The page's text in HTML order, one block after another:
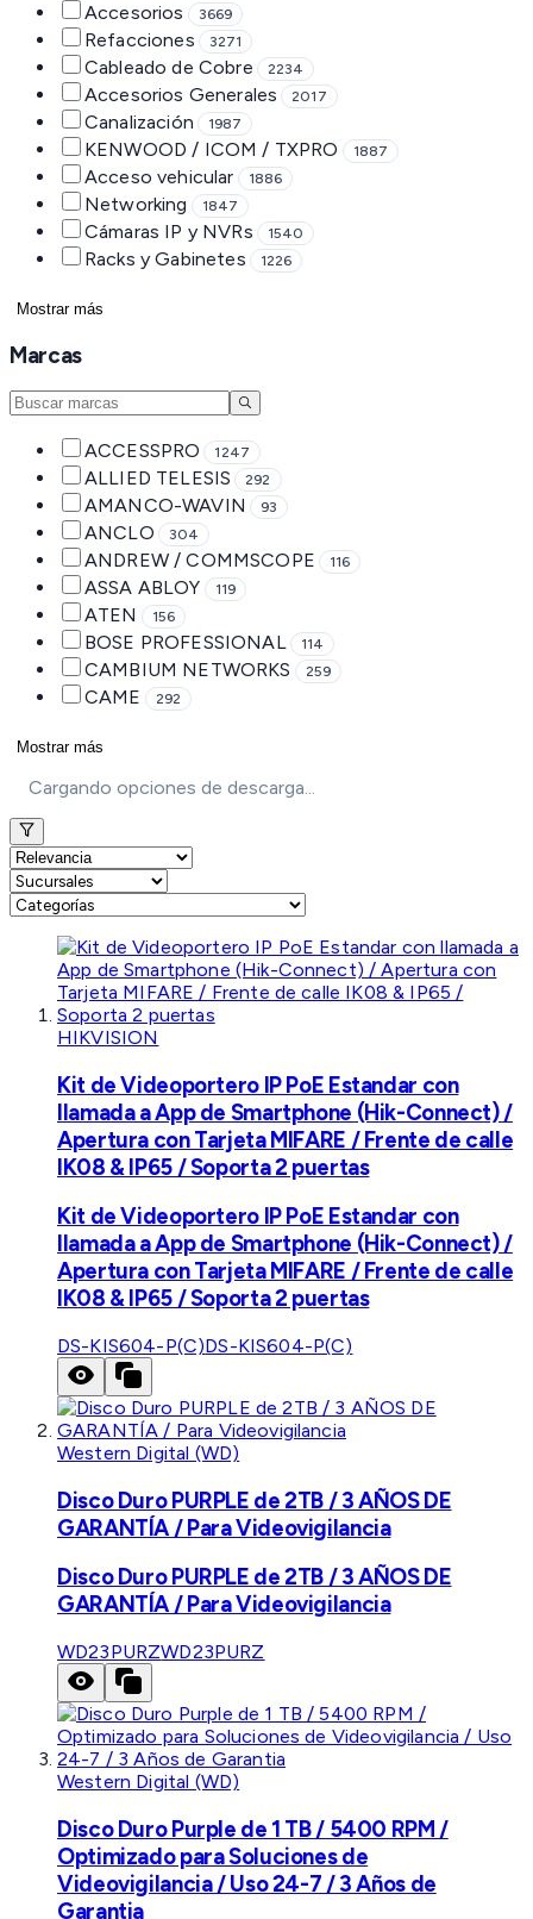
Accesorios 3669
Refacciones 3271
Cableado de Cobre 2234
Accesorios Generales 2017
Canalización 1987
KENWOOD / ICOM / TXPRO 1887
Acceso vehicular 1886
Networking 1847
Cámaras IP y NVRs 1540
Racks y Gabinetes 1226
Mostrar más
Marcas
ACCESSPRO 1247
ALLIED TELESIS 292
AMANCO-WAVIN 93
ANCLO 304
ANDREW / COMMSCOPE 116
ASSA ABLOY 119
ATEN 156
BOSE PROFESSIONAL 114
CAMBIUM NETWORKS 259
CAME 292
Mostrar más
Cargando opciones de descarga...
HIKVISION
Kit de Videoportero IP PoE Estandar con
llamada a App de Smartphone (Hik-Connect) /
Apertura con Tarjeta MIFARE / Frente de calle
IK08 & IP65 / Soporta 2 puertas
Kit de Videoportero IP PoE Estandar con
llamada a App de Smartphone (Hik-Connect) /
Apertura con Tarjeta MIFARE / Frente de calle
IK08 & IP65 / Soporta 2 puertas
DS-KIS604-P(C)DS-KIS604-P(C)
Western Digital (WD)
Disco Duro PURPLE de 2TB / 3 AÑOS DE
GARANTÍA / Para Videovigilancia
Disco Duro PURPLE de 2TB / 3 AÑOS DE
GARANTÍA / Para Videovigilancia
WD23PURZWD23PURZ
Western Digital (WD)
Disco Duro Purple de 1 TB / 5400 RPM /
Optimizado para Soluciones de
Videovigilancia / Uso 24-7 / 3 Años de
Garantia